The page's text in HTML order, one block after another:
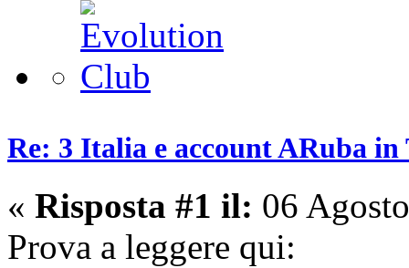
Re: 3 Italia e account ARuba in
« Risposta #1 il: 06
Prova a leggere qui: